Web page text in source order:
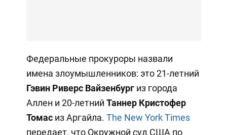
Федеральные прокуроры назвали
имена злоумышленников: это 21-летний
Гэвин Риверс Вайзенбургиз города
Аллен и 20-летний Таннер Кристофер
Томасиз Аргайла. The New York Times
передает, что Окружной суд США по